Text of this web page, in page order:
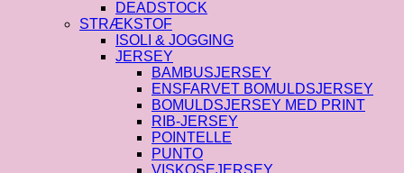
DEADSTOCK
STRÆKSTOF
ISOLI & JOGGING
JERSEY
BAMBUSJERSEY
ENSFARVET BOMULDSJERSEY
BOMULDSJERSEY MED PRINT
RIB-JERSEY
POINTELLE
PUNTO
VISKOSEJERSEY